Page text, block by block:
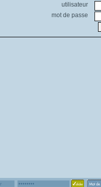
utilisateur
mot de passe